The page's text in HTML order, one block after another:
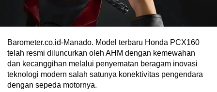
Barometer.co.id-Manado. Model terbaru Honda PCX160
telah resmi diluncurkan oleh AHM dengan kemewahan
dan kecanggihan melalui penyematan beragam inovasi
teknologi modern salah satunya konektivitas pengendara
dengan sepeda motornya.